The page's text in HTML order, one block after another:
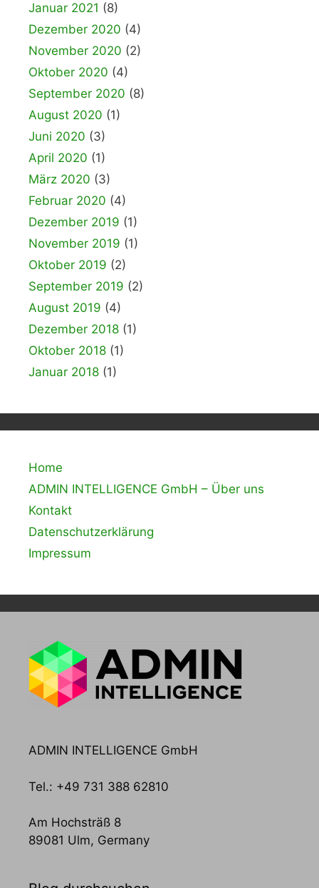
Januar 2021 (8)
Dezember 2020 (4)
November 2020 (2)
Oktober 2020 (4)
September 2020 (8)
August 2020 (1)
Juni 2020 (3)
April 2020 (1)
März 2020 (3)
Februar 2020 (4)
Dezember 2019 (1)
November 2019 (1)
Oktober 2019 (2)
September 2019 (2)
August 2019 (4)
Dezember 2018 (1)
Oktober 2018 (1)
Januar 2018 (1)
Home
ADMIN INTELLIGENCE GmbH – Über uns
Kontakt
Datenschutzerklärung
Impressum
ADMIN INTELLIGENCE GmbH
Tel.: +49 731 388 62810
Am Hochsträß 8
89081 Ulm, Germany